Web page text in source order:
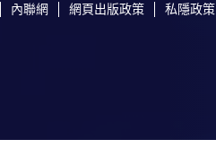
內聯網 網頁出版政策 私隱政策